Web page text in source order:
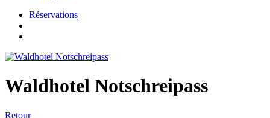
Réservations
Waldhotel Notschreipass
Retour